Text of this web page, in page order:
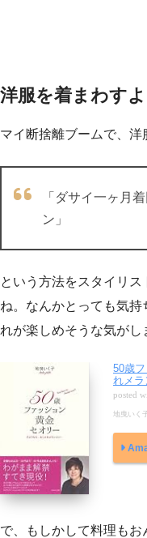
洋服を着まわす
マイ断捨離ブームで、洋
「ダサイ一ヶ月
ン」
という方法をスタイリ
ね。なんかとっても気
れが楽しめそうな気がし
50歳
れメ
posted
地曳いく
で、もしかして料理もお